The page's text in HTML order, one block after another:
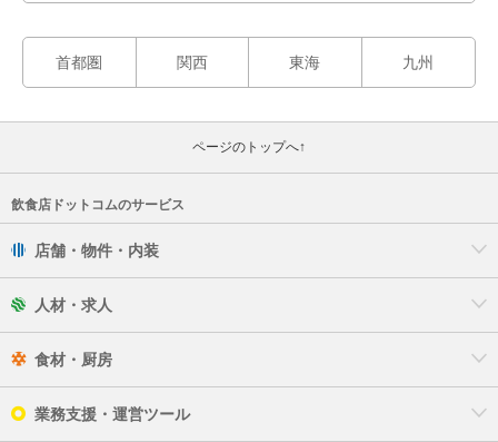
首都圏 関西 東海 九州
ページのトップへ↑
飲食店ドットコムのサービス
店舗・物件・内装
人材・求人
食材・厨房
業務支援・運営ツール